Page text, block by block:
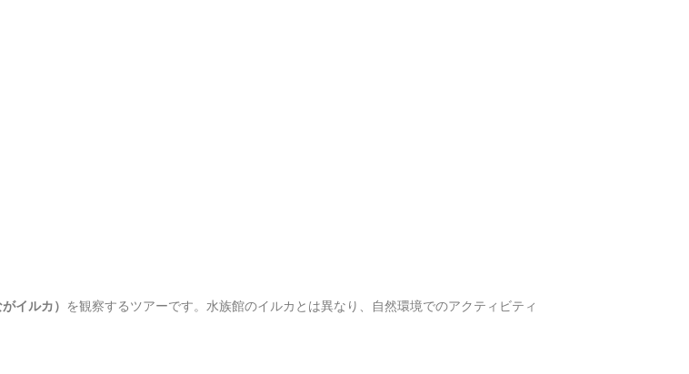
イルカ） を観察するツアーです。水族館のイルカとは異なり、自然環境でのアクティビティ